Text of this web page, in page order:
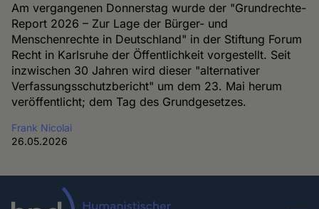
Am vergangenen Donnerstag wurde der "Grundrechte-
Report 2026 – Zur Lage der Bürger- und
Menschenrechte in Deutschland" in der Stiftung Forum
Recht in Karlsruhe der Öffentlichkeit vorgestellt. Seit
inzwischen 30 Jahren wird dieser "alternativer
Verfassungsschutzbericht" um dem 23. Mai herum
veröffentlicht; dem Tag des Grundgesetzes.
Frank Nicolai
26.05.2026